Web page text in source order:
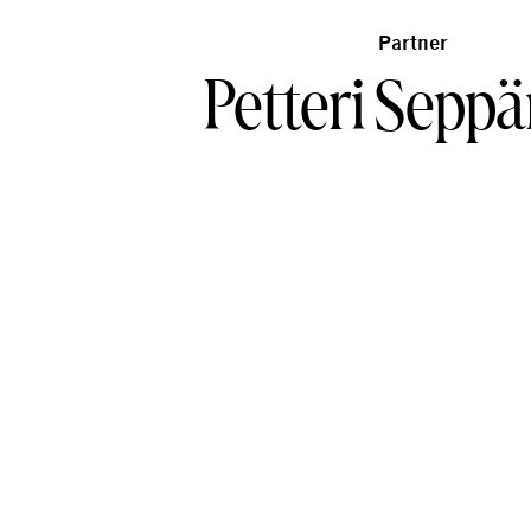
Partner
Petteri